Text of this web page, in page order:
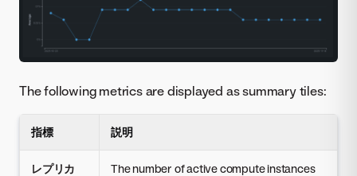
The following metrics are displayed as summary tiles:
指標 説明
レプリカ
The number of active compute instances